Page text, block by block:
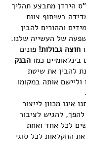
הירדן מתבצע תהליך
בשיתוף צוות
וההורים להבין
של העשייה שלנו.
חוצה גבולות! פונים
בינלאומיים כמו הבנק
להבין את שיטת
אותה במקומו
אינו מכוון לייצור
להגיש לציבור
לכל אחד ואחת
החקלאות לכל סוגי